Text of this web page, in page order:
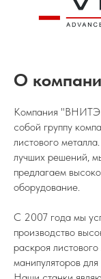
О
Компания
собой группу
листового
лучших решений,
предлагаем
оборудование.
С 2007 года мы
производство
раскроя
манипуляторов для